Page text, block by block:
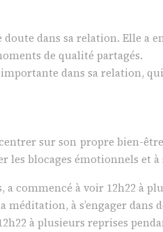
dans sa relation. Elle
de qualité partagés.
dans sa relation,
sur son propre bien-
blocages émotionnels et
commencé à voir 12h22 à
à s’engager dans
à plusieurs reprises